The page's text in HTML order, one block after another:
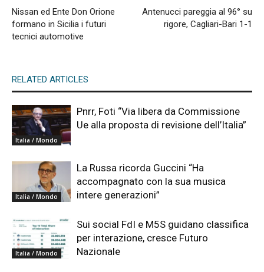
Nissan ed Ente Don Orione
formano in Sicilia i futuri
tecnici automotive
Antenucci pareggia al 96° su
rigore, Cagliari-Bari 1-1
RELATED ARTICLES
Italia / Mondo
Pnrr, Foti “Via libera da Commissione
Ue alla proposta di revisione dell’Italia”
Italia / Mondo
La Russa ricorda Guccini “Ha
accompagnato con la sua musica
intere generazioni”
Italia / Mondo
Sui social FdI e M5S guidano classifica
per interazione, cresce Futuro
Nazionale